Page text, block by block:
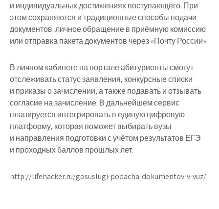
и индивидуальных достижениях поступающего. При
этом сохраняются и традиционные способы подачи
документов: личное обращение в приёмную комиссию
или отправка пакета документов через «Почту России».
В личном кабинете на портале абитуриенты смогут
отслеживать статус заявления, конкурсные списки
и приказы о зачислении, а также подавать и отзывать
согласие на зачисление. В дальнейшем сервис
планируется интегрировать в единую цифровую
платформу, которая поможет выбирать вузы
и направления подготовки с учётом результатов ЕГЭ
и проходных баллов прошлых лет.
http://lifehacker.ru/gosuslugi-podacha-dokumentov-v-vuz/